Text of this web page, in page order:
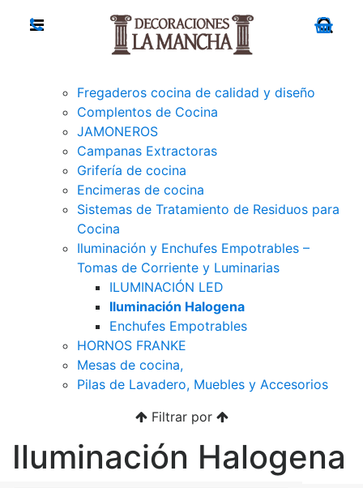
Fregaderos cocina de calidad y diseño
Complentos de Cocina
JAMONEROS
Campanas Extractoras
Grifería de cocina
Encimeras de cocina
Sistemas de Tratamiento de Residuos para
Cocina
Iluminación y Enchufes Empotrables –
Tomas de Corriente y Luminarias
ILUMINACIÓN LED
Iluminación Halogena
Enchufes Empotrables
HORNOS FRANKE
Mesas de cocina,
Pilas de Lavadero, Muebles y Accesorios
Filtrar por
Iluminación Halogena